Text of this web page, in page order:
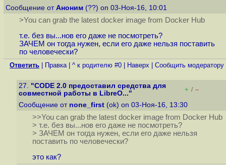
Сообщение от Аноним (??) on 03-Ноя-16, 10:01
>You can grab the latest docker image from Docker Hub
т.е. без вы...нов его даже не посмотреть?
ЗАЧЕМ он тогда нужен, если его даже нельзя поставить
по человечески?
Ответить Правка| ^ к родителю #0 Наверх Cообщить модератору
27. "CODE 2.0 предоставил средства для
совместной работы в LibreO..."
+ / –
Сообщение от none_first (ok) on 03-Ноя-16, 13:30
>>You can grab the latest docker image from Docker Hub
> т.е. без вы...нов его даже не посмотреть?
> ЗАЧЕМ он тогда нужен, если его даже нельзя
поставить по человечески?
это как?